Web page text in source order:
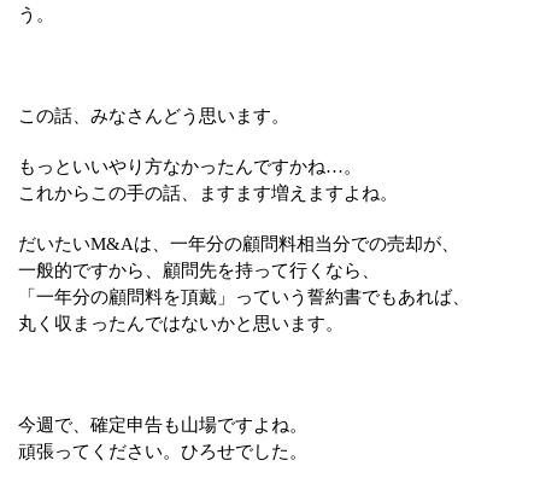
う。
この話、みなさんどう思います。
もっといいやり方なかったんですかね…。
これからこの手の話、ますます増えますよね。
だいたいM&Aは、一年分の顧問料相当分での売却が、
一般的ですから、顧問先を持って行くなら、
「一年分の顧問料を頂戴」っていう誓約書でもあれば、
丸く収まったんではないかと思います。
今週で、確定申告も山場ですよね。
頑張ってください。ひろせでした。